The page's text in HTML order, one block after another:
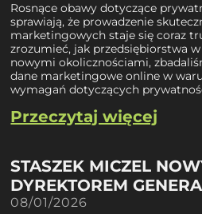
Rosnące obawy dotyczące
sprawiają, że prowadzenie
marketingowych staje się coraz
zrozumieć, jak przedsiębiorstwa
nowymi okolicznościami,
dane marketingowe online w
wymagań dotyczących
Przeczytaj więcej
STASZEK MICZEL
DYREKTOREM
08/01/2026